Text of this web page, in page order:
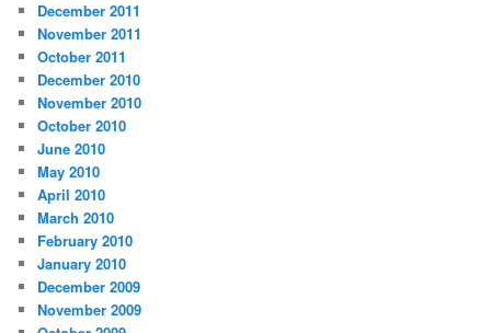
December 2011
November 2011
October 2011
December 2010
November 2010
October 2010
June 2010
May 2010
April 2010
March 2010
February 2010
January 2010
December 2009
November 2009